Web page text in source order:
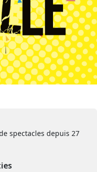
spectacles depuis 27